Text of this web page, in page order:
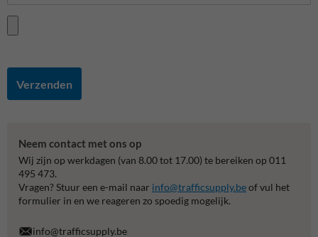
Verzenden
Neem contact met ons op
Wij zijn op werkdagen (van 8.00 tot 17.00) te bereiken op 011
495 473.
Vragen? Stuur een e-mail naar info@trafficsupply.beof vul het
formulier in en we reageren zo spoedig mogelijk.
info@trafficsupply.be